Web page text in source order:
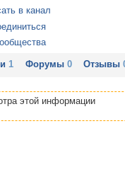
в канал
1 Форумы 0 Отзывы
этой информации